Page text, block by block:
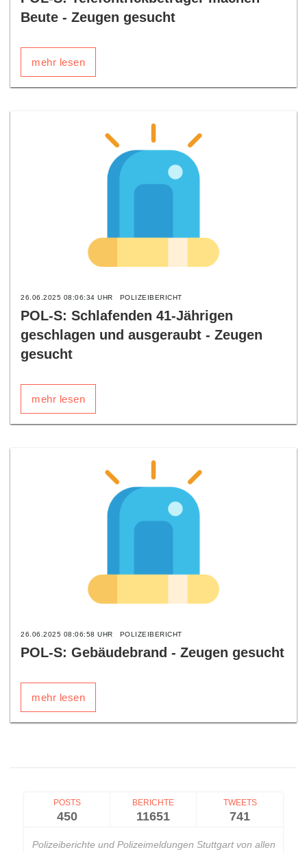
Beute - Zeugen gesucht
mehr lesen
26.06.2025 08:06:34 UHR POLIZEIBERICHT
POL-S: Schlafenden 41-Jährigen
geschlagen und ausgeraubt - Zeugen
gesucht
mehr lesen
26.06.2025 08:06:58 UHR POLIZEIBERICHT
POL-S: Gebäudebrand - Zeugen gesucht
mehr lesen
POSTS
450
BERICHTE
11651
TWEETS
741
Polizeiberichte und Polizeimeldungen Stuttgart von allen